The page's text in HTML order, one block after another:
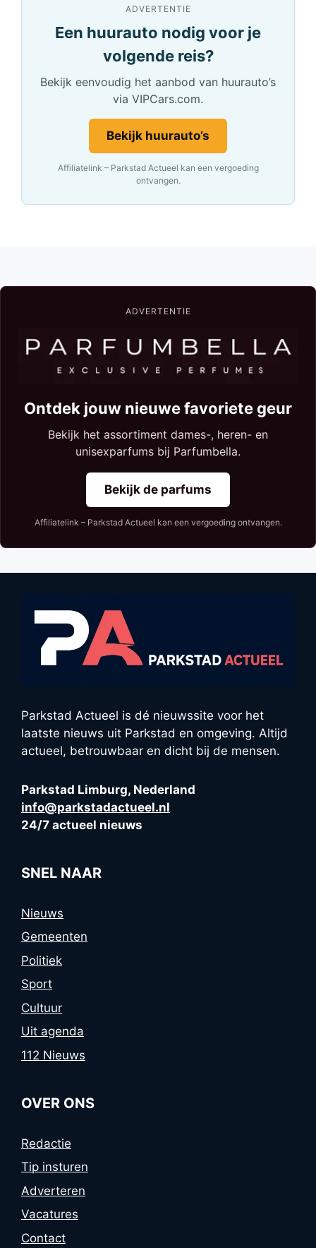
ADVERTENTIE
Een huurauto nodig voor je
volgende reis?
Bekijk eenvoudig het aanbod van huurauto’s
via VIPCars.com.
Bekijk huurauto’s
Affiliatelink – Parkstad Actueel kan een vergoeding
ontvangen.
ADVERTENTIE
Ontdek jouw nieuwe favoriete geur
Bekijk het assortiment dames-, heren- en
unisexparfums bij Parfumbella.
Bekijk de parfums
Affiliatelink – Parkstad Actueel kan een vergoeding ontvangen.
Parkstad Actueel is dé nieuwssite voor het
laatste nieuws uit Parkstad en omgeving. Altijd
actueel, betrouwbaar en dicht bij de mensen.
Parkstad Limburg, Nederland
info@parkstadactueel.nl
24/7 actueel nieuws
SNEL NAAR
Nieuws
Gemeenten
Politiek
Sport
Cultuur
Uit agenda
112 Nieuws
OVER ONS
Redactie
Tip insturen
Adverteren
Vacatures
Contact